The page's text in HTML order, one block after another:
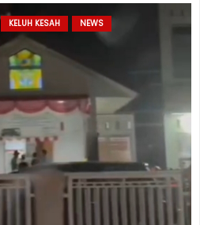
KELUH KESAH
NEWS